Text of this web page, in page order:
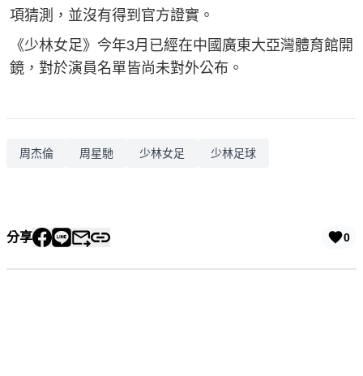
項猜測，並沒有得到官方證實。
《少林女足》今年3月已經在中國廣東大亞灣體育館開
鏡，對於演員名單皆尚未對外公布。
周杰倫 周星馳 少林女足 少林足球
分享 0